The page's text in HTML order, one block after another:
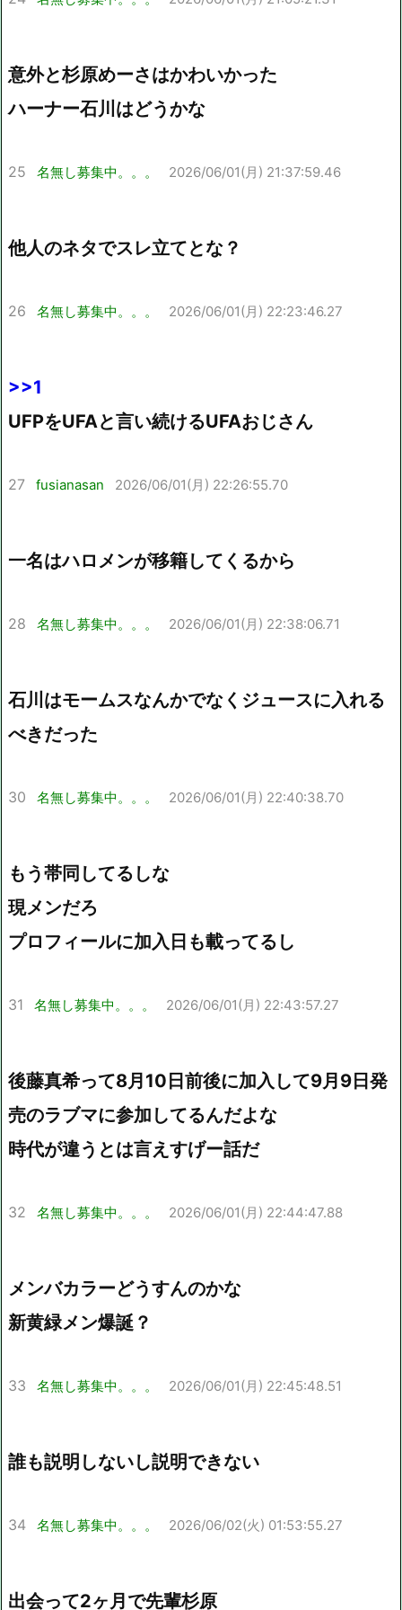
意外と杉原めーさはかわいかった
ハーナー石川はどうかな
25 名無し募集中。。。 2026/06/01(月) 21:37:59.46
他人のネタでスレ立てとな？
26 名無し募集中。。。 2026/06/01(月) 22:23:46.27
>>1
UFPをUFAと言い続けるUFAおじさん
27 fusianasan 2026/06/01(月) 22:26:55.70
一名はハロメンが移籍してくるから
28 名無し募集中。。。 2026/06/01(月) 22:38:06.71
石川はモームスなんかでなくジュースに入れる
べきだった
30 名無し募集中。。。 2026/06/01(月) 22:40:38.70
もう帯同してるしな
現メンだろ
プロフィールに加入日も載ってるし
31 名無し募集中。。。 2026/06/01(月) 22:43:57.27
後藤真希って8月10日前後に加入して9月9日発
売のラブマに参加してるんだよな
時代が違うとは言えすげー話だ
32 名無し募集中。。。 2026/06/01(月) 22:44:47.88
メンバカラーどうすんのかな
新黄緑メン爆誕？
33 名無し募集中。。。 2026/06/01(月) 22:45:48.51
誰も説明しないし説明できない
34 名無し募集中。。。 2026/06/02(火) 01:53:55.27
出会って2ヶ月で先輩杉原